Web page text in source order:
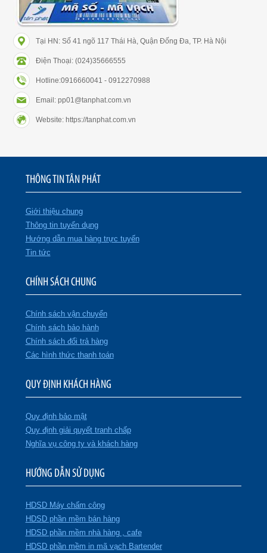
Tại HN: Số 41 ngõ 117 Thái Hà, Quận Đống Đa, TP. Hà Nội
Điện Thoại: (024)35666555
Hotline:0916660041 - 0912270988
Email: pp01@tanphat.com.vn
Website: https://tanphat.com.vn
THÔNG TIN TÂN PHÁT
Giới thiệu chung
Thông tin tuyển dụng
Hướng dẫn mua hàng trực tuyến
Tin tức
CHÍNH SÁCH CHUNG
Chính sách vận chuyển
Chính sách bảo hành
Chính sách đổi trả hàng
Các hình thức thanh toán
QUY ĐỊNH KHÁCH HÀNG
Quy định bảo mật
Quy định giải quyết tranh chấp
Nghĩa vụ công ty và khách hàng
HƯỚNG DẪN SỬ DỤNG
HDSD Máy chấm công
HDSD phần mềm bán hàng
HDSD phần mềm nhà hàng , cafe
HDSD phần mềm in mã vạch Bartender